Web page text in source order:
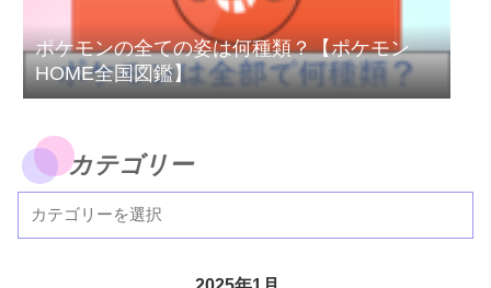
ポケモンの全ての姿は何種類？【ポケモン
HOME全国図鑑】
カテゴリー